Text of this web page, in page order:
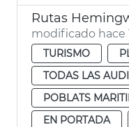
Rutas
modificado hace
TURISMO
TODAS LAS
POBLATS
EN PORTADA